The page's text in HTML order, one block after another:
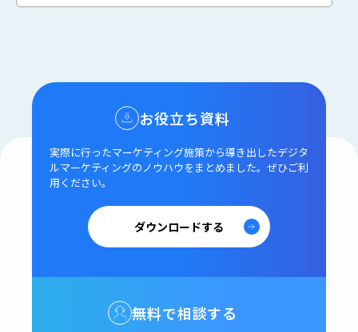
お役立ち資料
実際に行ったマーケティング施策から導き出したデジタ
ルマーケティングのノウハウをまとめました。 ぜひご利
用ください。
ダウンロードする
無料で相談する